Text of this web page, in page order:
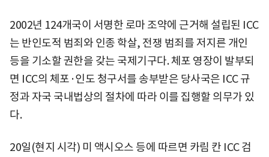
2002년 124개국이 서명한 로마 조약에 근거해 설립된 ICC
는 반인도적 범죄와 인종 학살, 전쟁 범죄를 저지른 개인
등을 기소할 권한을 갖는 국제기구다. 체포 영장이 발부되
면 ICC의 체포·인도 청구서를 송부받은 당사국은 ICC 규
정과 자국 국내법상의 절차에 따라 이를 집행할 의무가 있
다.
20일(현지 시각) 미 액시오스 등에 따르면 카림 칸 ICC 검